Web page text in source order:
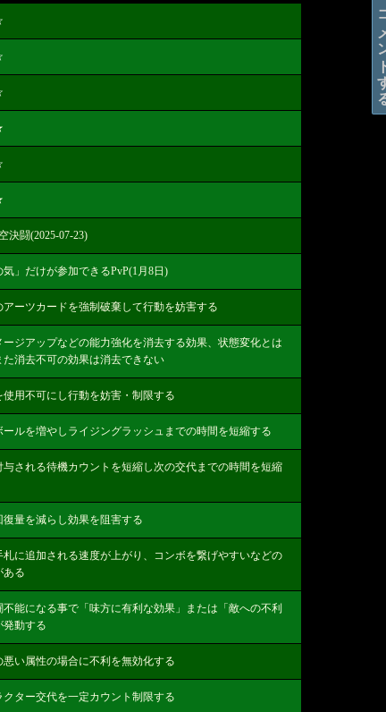
決闘(2025-07-23)
気」だけが参加できるPvP(1月8日)
アーツカードを強制破棄して行動を妨害する
ージアップなどの能力強化を消去する効果、状態変化とは
た消去不可の効果は消去できない
使用不可にし行動を妨害・制限する
ールを増やしライジングラッシュまでの時間を短縮する
与される待機カウントを短縮し次の交代までの時間を短縮
復量を減らし効果を阻害する
札に追加される速度が上がり、コンボを繋げやすいなどの
ある
不能になる事で「味方に有利な効果」または「敵への不利
発動する
悪い属性の場合に不利を無効化する
クター交代を一定カウント制限する
コ